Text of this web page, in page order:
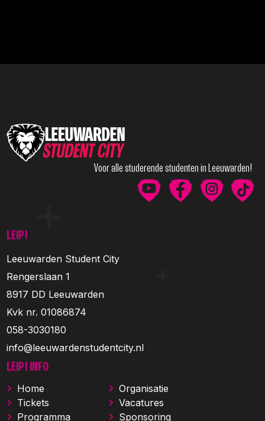
Voor alle studerende studenten in Leeuwarden!
LEIP!
Leeuwarden Student City
Rengerslaan 1
8917 DD Leeuwarden
Kvk nr. 01086874
058-3030180
info@leeuwardenstudentcity.nl
LEIP! INFO
Home
Tickets
Programma
Organisatie
Vacatures
Sponsoring